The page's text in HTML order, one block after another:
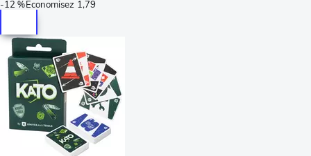
-12 %Économisez 1,79